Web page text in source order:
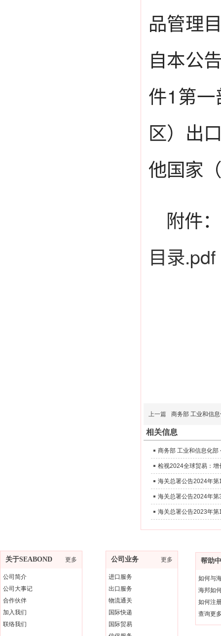
品管理
自本公
件1第
区）出
他国家
附件：
目录.pdf
上一篇 商务部 工业和信
相关信息
检视2024全球贸易：增
海关总署公告2024年
海关总署公告2023年
关于SEABOND 更多
公司简介
公司大事记
合作伙伴
加入我们
联络我们
公司业务 更多
进口服务
出口服务
物流通关
国际快递
国际贸易
帮助
如何与
海邦如
如何注
查询更